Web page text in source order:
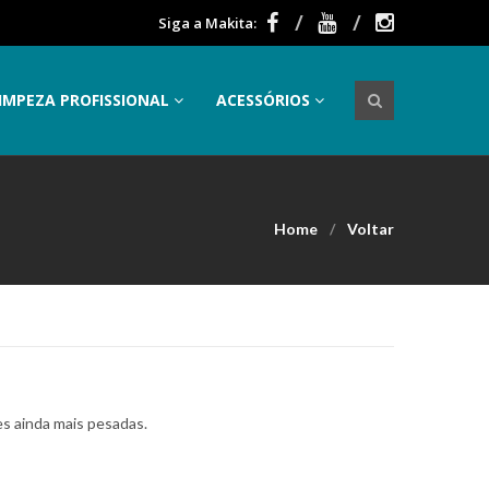
Siga a Makita:
PROFISSIONAL ACESSÓRIOS
Home Voltar
ainda mais pesadas.